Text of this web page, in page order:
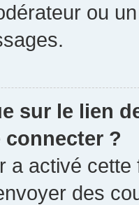
ou
sur le lien
connecter ?
a activé
des